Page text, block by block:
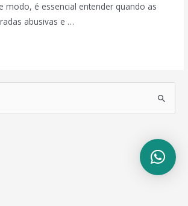
modo, é essencial entender quando as
abusivas e …